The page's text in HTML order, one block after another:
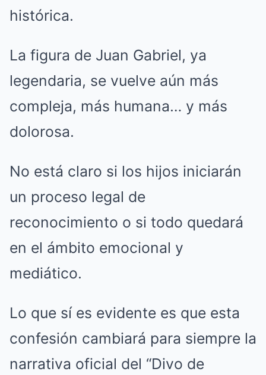
histórica.
La figura de Juan Gabriel, ya
legendaria, se vuelve aún más
compleja, más humana… y más
dolorosa.
No está claro si los hijos iniciarán
un proceso legal de
reconocimiento o si todo quedará
en el ámbito emocional y
mediático.
Lo que sí es evidente es que esta
confesión cambiará para siempre la
narrativa oficial del “Divo de